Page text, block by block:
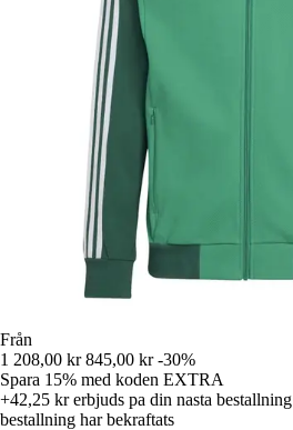
Från
1 208,00 kr 845,00 kr -30%
Spara 15% med koden EXTRA
+42,25 krerbjuds pa din nasta bestallning
bestallning har bekraftats